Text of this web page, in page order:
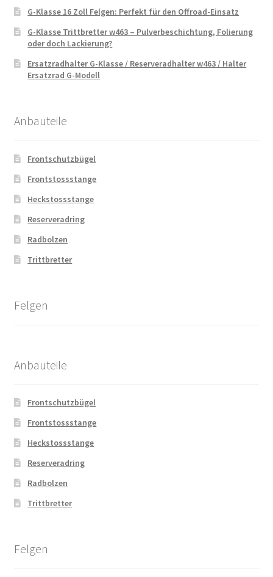
G-Klasse 16 Zoll Felgen: Perfekt für den Offroad-Einsatz
G-Klasse Trittbretter w463 – Pulverbeschichtung, Folierung
oder doch Lackierung?
Ersatzradhalter G-Klasse / Reserveradhalter w463 / Halter
Ersatzrad G-Modell
Anbauteile
Frontschutzbügel
Frontstossstange
Heckstossstange
Reserveradring
Radbolzen
Trittbretter
Felgen
Anbauteile
Frontschutzbügel
Frontstossstange
Heckstossstange
Reserveradring
Radbolzen
Trittbretter
Felgen